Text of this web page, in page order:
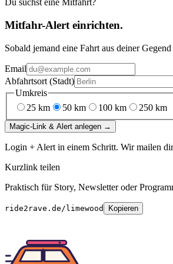
Du suchst eine Mitfahrt?
Mitfahr-Alert einrichten.
Sobald jemand eine Fahrt aus deiner Gegend
Email
Abfahrtsort (Stadt)
Umkreis
25 km 50 km 100 km 250 km
Magic-Link & Alert anlegen →
Login + Alert in einem Schritt. Wir mailen
Kurzlink teilen
Praktisch für Story, Newsletter oder
ride2rave.de/limewood Kopieren